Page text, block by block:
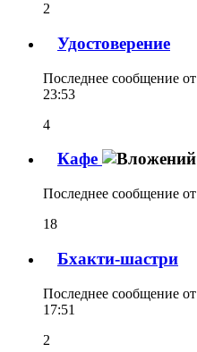
2
Удостоверение
Последнее сообщение от
23:53
4
Кафе
Последнее сообщение от
18
Бхакти-шастри
Последнее сообщение от
17:51
2